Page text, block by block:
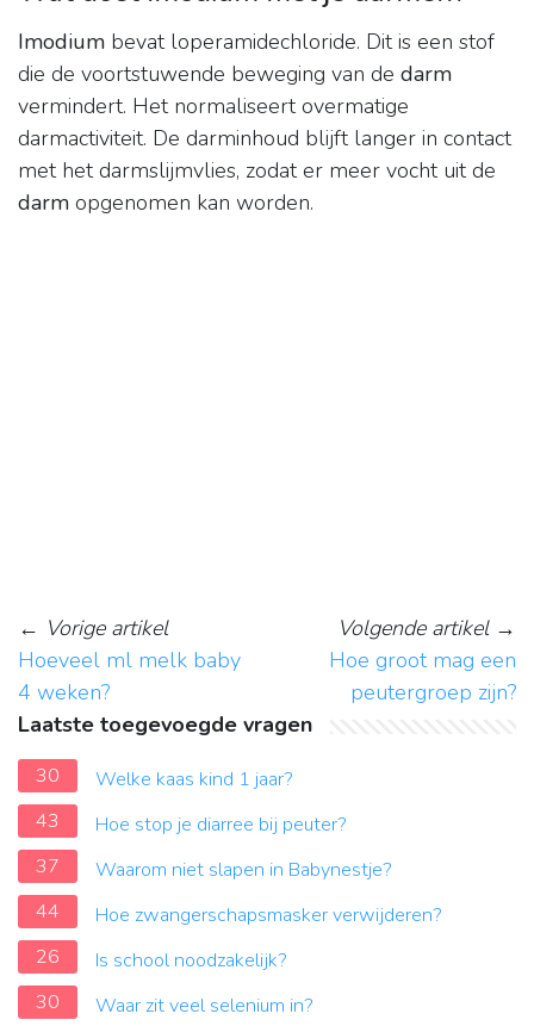
Imodium bevat loperamidechloride. Dit is een stof
die de voortstuwende beweging van de darm
vermindert. Het normaliseert overmatige
darmactiviteit. De darminhoud blijft langer in contact
met het darmslijmvlies, zodat er meer vocht uit de
darm opgenomen kan worden.
← Vorige artikel
Hoeveel ml melk baby
4 weken?
Volgende artikel→
Hoe groot mag een
peutergroep zijn?
Laatste toegevoegde vragen
30
Welke kaas kind 1 jaar?
43
Hoe stop je diarree bij peuter?
37
Waarom niet slapen in Babynestje?
44
Hoe zwangerschapsmasker verwijderen?
26
Is school noodzakelijk?
30
Waar zit veel selenium in?